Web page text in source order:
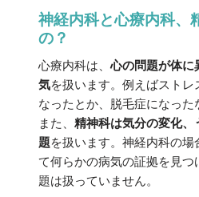
神経内科と心療内科、
の？
心療内科は、心の問題が体に
気を扱います。例えばストレ
なったとか、脱毛症になった
また、 精神科は気分の変化、
題を扱います。神経内科の
て何らかの病気の証拠を見つ
題は扱っていません。